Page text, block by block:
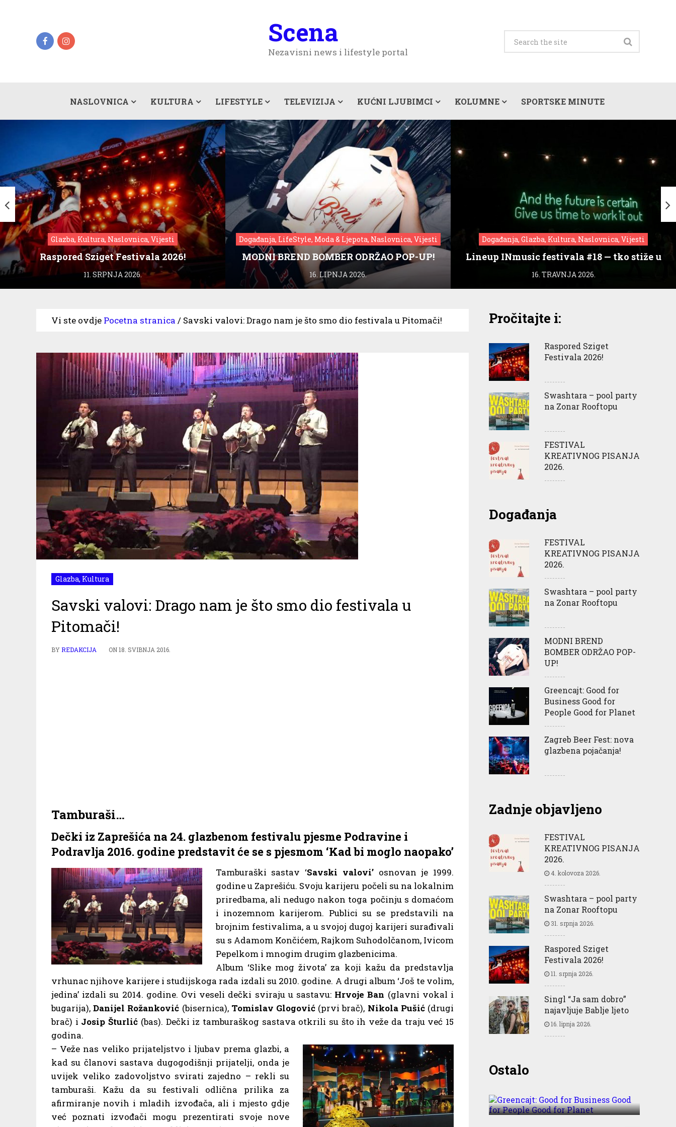
Scena
Nezavisni news i lifestyle portal
NASLOVNICA KULTURA LIFESTYLE TELEVIZIJA KUĆNI LJUBIMCI KOLUMNE SPORTSKE MINUTE
Glazba, Kultura, Naslovnica, Vijesti
Raspored Sziget Festivala 2026!
11. SRPNJA 2026.
Događanja, LifeStyle, Moda & Ljepota, Naslovnica, Vijesti
MODNI BREND BOMBER ODRŽAO POP-UP!
16. LIPNJA 2026.
Događanja, Glazba, Kultura, Naslovnica, Vijesti
Lineup INmusic festivala #18 — tko stiže u
Zagreb?
16. TRAVNJA 2026.
Vi ste ovdje Pocetna stranica / Savski valovi: Drago nam je što smo dio festivala u Pitomači!
Glazba, Kultura
Savski valovi: Drago nam je što smo dio festivala u
Pitomači!
BYREDAKCIJA ON18. SVIBNJA 2016.
Tamburaši…
Dečki iz Zaprešića na 24. glazbenom festivalu pjesme Podravine i
Podravlja 2016. godine predstavit će se s pjesmom ‘Kad bi moglo naopako’
Tamburaški sastav ‘Savski valovi’osnovan je 1999.
godine u Zaprešiću. Svoju karijeru počeli su na lokalnim
priredbama, ali nedugo nakon toga počinju s domaćom
i inozemnom karijerom. Publici su se predstavili na
brojnim festivalima, a u svojoj dugoj karijeri surađivali
su s Adamom Končićem, Rajkom Suhodolčanom, Ivicom
Pepelkom i mnogim drugim glazbenicima.
Album ‘Slike mog života’ za koji kažu da predstavlja
vrhunac njihove karijere i studijskoga rada izdali su 2010. godine. A drugi album ‘Još te volim,
jedina’ izdali su 2014. godine. Ovi veseli dečki sviraju u sastavu: Hrvoje Ban (glavni vokal i
bugarija),Danijel Rožanković (bisernica), Tomislav Glogović (prvi brač), Nikola Pušić(drugi
brač) i Josip Šturlić (bas). Dečki iz tamburaškog sastava otkrili su što ih veže da traju već 15
godina.
– Veže nas veliko prijateljstvo i ljubav prema glazbi, a
kad su članovi sastava dugogodišnji prijatelji, onda je
uvijek veliko zadovoljstvo svirati zajedno – rekli su
tamburaši. Kažu da su festivali odlična prilika za
afirmiranje novih i mladih izvođača, ali i mjesto gdje
već poznati izvođači mogu prezentirati svoje nove
Pročitajte i:
Raspored Sziget
Festivala 2026!
Swashtara – pool party
na Zonar Rooftopu
FESTIVAL
KREATIVNOG PISANJA
2026.
Događanja
FESTIVAL
KREATIVNOG PISANJA
2026.
Swashtara – pool party
na Zonar Rooftopu
MODNI BREND
BOMBER ODRŽAO POP-
UP!
Greencajt: Good for
Business Good for
People Good for Planet
Zagreb Beer Fest: nova
glazbena pojačanja!
Zadnje objavljeno
FESTIVAL
KREATIVNOG PISANJA
2026.
4. kolovoza 2026.
Swashtara – pool party
na Zonar Rooftopu
31. srpnja 2026.
Raspored Sziget
Festivala 2026!
11. srpnja 2026.
Singl “Ja sam dobro”
najavljuje Bablje ljeto
16. lipnja 2026.
OstaloGreencajt: Good for
Business Good for People